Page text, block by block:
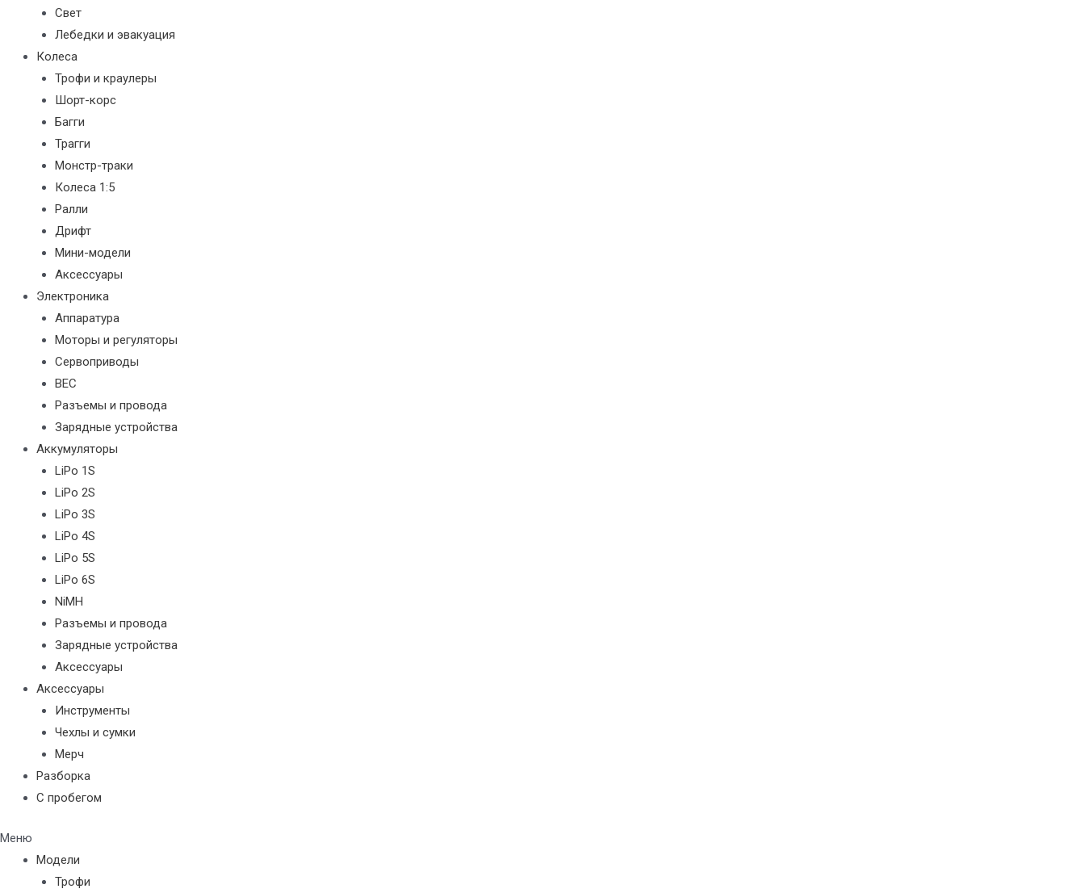
Свет
Лебедки и эвакуация
Колеса
Трофи и краулеры
Шорт-корс
Багги
Трагги
Монстр-траки
Колеса 1:5
Ралли
Дрифт
Мини-модели
Аксессуары
Электроника
Аппаратура
Моторы и регуляторы
Сервоприводы
BEC
Разъемы и провода
Зарядные устройства
Аккумуляторы
LiPo 1S
LiPo 2S
LiPo 3S
LiPo 4S
LiPo 5S
LiPo 6S
NiMH
Разъемы и провода
Зарядные устройства
Аксессуары
Аксессуары
Инструменты
Чехлы и сумки
Мерч
Разборка
С пробегом
Меню
Модели
Трофи